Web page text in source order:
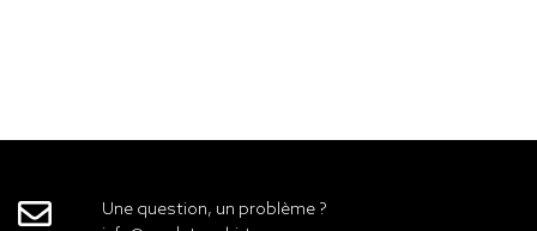
Une question, un problème ?